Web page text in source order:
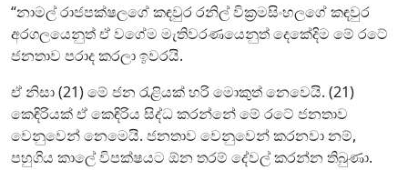
“නාමල් රාජපක්ෂලගේ කඳවුර රනිල් වික්‍රමසිංහලගේ කඳවුර
අරගලයෙනුත් ඒ වගේම මැතිවරණයෙනුත් දෙකේදිම මේ රටේ
ජනතාව පරාද කරලා ඉවරයි.
ඒ නිසා (21) මේ ජන රැළියක් හරි මොකුත් නෙවෙයි. (21)
කෙඳිරියක් ඒ කෙඳිරිය සිද්ධ කරන්නේ මේ රටේ ජනතාව
වෙනුවෙන් නෙමෙයි. ජනතාව වෙනුවෙන් කරනවා නම්,
පහුගිය කාලේ විපක්ෂයට ඕන තරම් දේවල් කරන්න තිබුණා.